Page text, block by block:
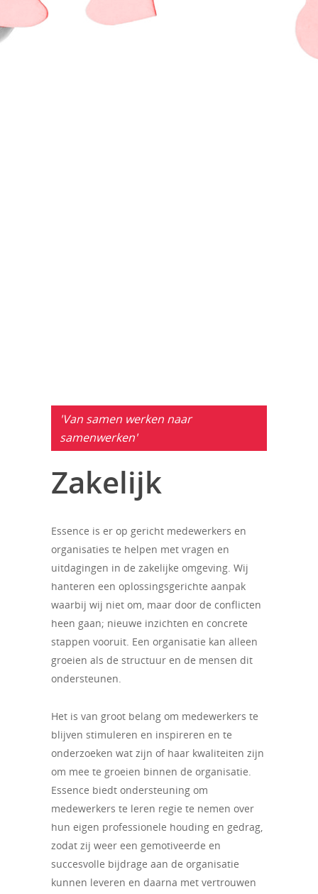
'Van samen werken naar
samenwerken'
Zakelijk
Essence is er op gericht medewerkers en
organisaties te helpen met vragen en
uitdagingen in de zakelijke omgeving. Wij
hanteren een oplossingsgerichte aanpak
waarbij wij niet om, maar door de conflicten
heen gaan; nieuwe inzichten en concrete
stappen vooruit. Een organisatie kan alleen
groeien als de structuur en de mensen dit
ondersteunen.
Het is van groot belang om medewerkers te
blijven stimuleren en inspireren en te
onderzoeken wat zijn of haar kwaliteiten zijn
om mee te groeien binnen de organisatie.
Essence biedt ondersteuning om
medewerkers te leren regie te nemen over
hun eigen professionele houding en gedrag,
zodat zij weer een gemotiveerde en
succesvolle bijdrage aan de organisatie
kunnen leveren en daarna met vertrouwen